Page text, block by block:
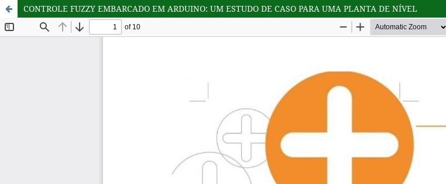
CONTROLE FUZZY EMBARCADO EM ARDUINO: UM ESTUDO DE CASO PARA UMA PLANTA DE NÍVEL